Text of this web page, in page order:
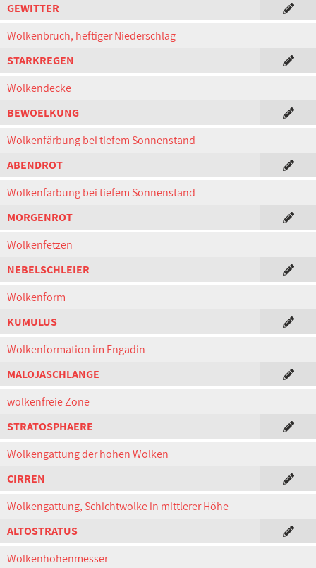
GEWITTER
Wolkenbruch, heftiger Niederschlag
STARKREGEN
Wolkendecke
BEWOELKUNG
Wolkenfärbung bei tiefem Sonnenstand
ABENDROT
Wolkenfärbung bei tiefem Sonnenstand
MORGENROT
Wolkenfetzen
NEBELSCHLEIER
Wolkenform
KUMULUS
Wolkenformation im Engadin
MALOJASCHLANGE
wolkenfreie Zone
STRATOSPHAERE
Wolkengattung der hohen Wolken
CIRREN
Wolkengattung, Schichtwolke in mittlerer Höhe
ALTOSTRATUS
Wolkenhöhenmesser